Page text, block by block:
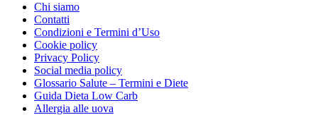
Chi siamo
Contatti
Condizioni e Termini d’Uso
Cookie policy
Privacy Policy
Social media policy
Glossario Salute – Termini e Diete
Guida Dieta Low Carb
Allergia alle uova